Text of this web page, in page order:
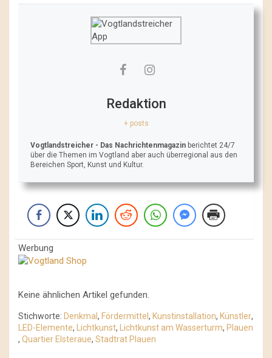
Redaktion
+ posts
Vogtlandstreicher - Das Nachrichtenmagazin berichtet 24/7
über die Themen im Vogtland aber auch überregional aus den
Bereichen Sport, Kunst und Kultur.
Werbung
Keine ähnlichen Artikel gefunden.
Stichworte: Denkmal, Fördermittel , Kunstinstallation, Künstler,
LED-Elemente, Lichtkunst, Lichtkunst am Wasserturm, Plauen
, Quartier Elsteraue, Stadtrat Plauen